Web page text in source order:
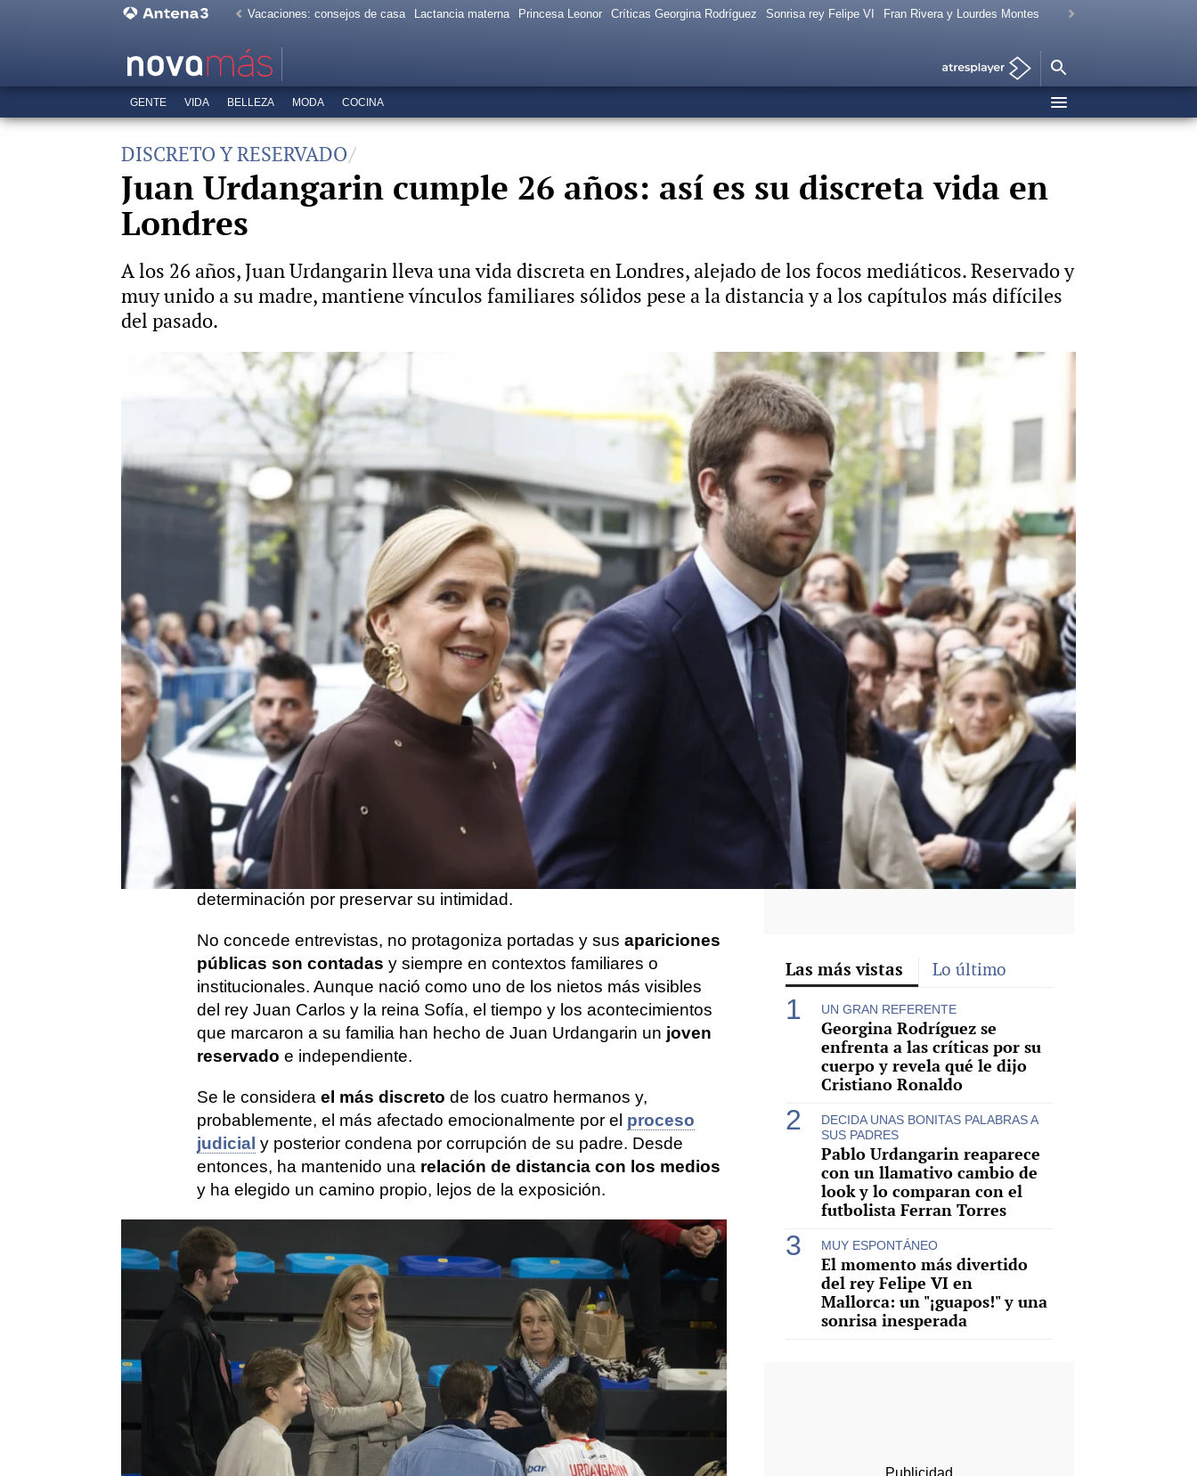
Vacaciones: consejos de casa Lactancia materna Princesa Leonor Críticas Georgina Rodríguez Sonrisa rey Felipe VI Fran Rivera y Lourdes Montes
GENTE VIDA BELLEZA MODA COCINA
DISCRETO Y RESERVADO
Juan Urdangarin cumple 26 años: así es su discreta vida en
Londres
A los 26 años, Juan Urdangarin lleva una vida discreta en Londres, alejado de los focos mediáticos. Reservado y
muy unido a su madre, mantiene vínculos familiares sólidos pese a la distancia y a los capítulos más difíciles
del pasado.
Vídeo: Gtres Foto: Gtres
La visita sorpresa de Irene Urdangarin al rey Juan Carlos junto a la infanta Elena y Simoneta Gómez-Acebo
Maria Toro
Barcelona
Publicado:29 de septiembre de 2025, 11:58
Flipboard
Este 29 de septiembre, Juan Valentín Urdangarin y de Borbón
hijo mayor de la infanta Cristina e Iñaki Urdangarin, cumple 26 años.
A diferencia de otros miembros de su familia, su vida se desarrolla
con unperfil más bajo
, lejos del mundo mediático y con una clara
determinación por preservar su intimidad.
No concede entrevistas, no protagoniza portadas y sus apariciones
públicas son contadas y siempre en contextos familiares o
institucionales. Aunque nació como uno de los nietos más visibles
del rey Juan Carlos y la reina Sofía, el tiempo y los acontecimientos
que marcaron a su familia han hecho de Juan Urdangarin un joven
reservado e independiente.
Se le considera el más discreto de los cuatro hermanos y,
probablemente, el más afectado emocionalmente por el proceso
judicial y posterior condena por corrupción de su padre. Desde
entonces, ha mantenido una relación de distancia con los medios
y ha elegido un camino propio, lejos de la exposición.
Las más vistas Lo último
UN GRAN REFERENTE
Georgina Rodríguez se
enfrenta a las críticas por su
cuerpo y revela qué le dijo
Cristiano Ronaldo
DECIDA UNAS BONITAS PALABRAS A
SUS PADRES
Pablo Urdangarin reaparece
con un llamativo cambio de
look y lo comparan con el
futbolista Ferran Torres
MUY ESPONTÁNEO
El momento más divertido
del rey Felipe VI en
Mallorca: un "¡guapos!" y una
sonrisa inesperada